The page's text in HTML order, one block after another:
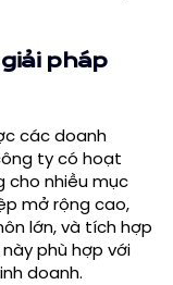
pháp
các doanh
ty có hoạt
cho nhiều mục
mở rộng cao,
lớn, và tích hợp
phù hợp với
doanh.